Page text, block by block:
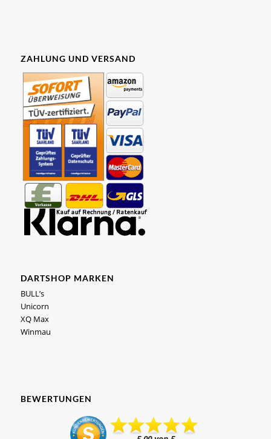
ZAHLUNG UND VERSAND
DARTSHOP MARKEN
BULL’s
Unicorn
XQ Max
Winmau
BEWERTUNGEN